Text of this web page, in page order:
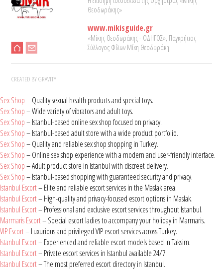
Θεοδωράκης»
www.mikisguide.gr
«Μίκης Θεοδωράκης - ΟΔΗΓΟΣ», Παγκρήτιος
Σύλλογος Φίλων Μίκη Θεοδωράκη
CREATED BY GRAVITY
Sex Shop– Quality sexual health products and special toys.
Sex Shop– Wide variety of vibrators and adult toys.
Sex Shop– Istanbul-based online sex shop focused on privacy.
Sex Shop– Istanbul-based adult store with a wide product portfolio.
Sex Shop– Quality and reliable sex shop shopping in Turkey.
Sex Shop– Online sex shop experience with a modern and user-friendly interface.
Sex Shop– Adult product store in Istanbul with discreet delivery.
Sex Shop– Istanbul-based shopping with guaranteed security and privacy.
Istanbul Escort– Elite and reliable escort services in the Maslak area.
Istanbul Escort– High-quality and privacy-focused escort options in Maslak.
Istanbul Escort– Professional and exclusive escort services throughout Istanbul.
Marmaris Escort– Special escort ladies to accompany your holiday in Marmaris.
VIP Escort– Luxurious and privileged VIP escort services across Turkey.
Istanbul Escort– Experienced and reliable escort models based in Taksim.
Istanbul Escort– Private escort services in Istanbul available 24/7.
Istanbul Escort– The most preferred escort directory in Istanbul.